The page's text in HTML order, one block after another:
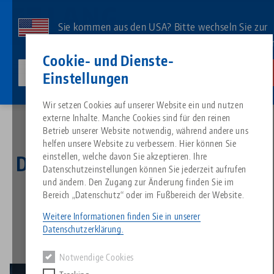
Cookie- und Dienste-
Einstellungen
Wir setzen Cookies auf unserer Website ein und nutzen
externe Inhalte. Manche Cookies sind für den reinen
Betrieb unserer Website notwendig, während andere uns
helfen unsere Website zu verbessern. Hier können Sie
einstellen, welche davon Sie akzeptieren. Ihre
Datenschutzeinstellungen können Sie jederzeit aufrufen
und ändern. Den Zugang zur Änderung finden Sie im
Bereich „Datenschutz“ oder im Fußbereich der Website.
Weitere Informationen finden Sie in unserer
Datenschutzerklärung.
Notwendige Cookies
Inhalt
Sie kommen aus den USA? Bitte wechseln Sie zur
US-Website, um landesspezifischen Inhalt zu
lang-technik-usa.com
Alles aus einer Hand
Nullpunktspanntechnik
Werkstückspanntechnik
Suche nach
Suche nach
Produktübersicht
Über LANG
Philosophie
Innovationen
Downloads
FAQ
Katalog anfordern
Blog
News
Messen
Passende Produkte
Es tut uns leid. Wir konnten keine Ergebnisse finden.
Zur Produktübersicht
Search
Downloads
Breadcrumb
Der kraftvolle Rüstzeitkiller
28.02.2022 — Pressemeldung
Zurück zur Übersicht